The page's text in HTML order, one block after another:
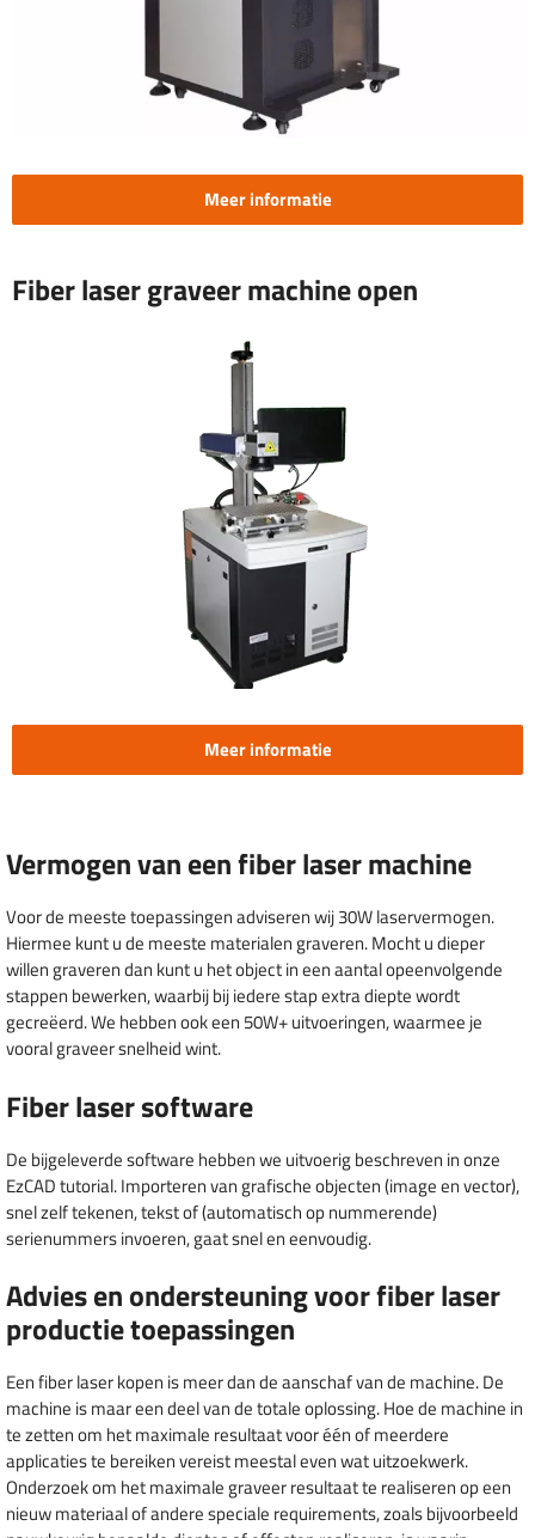
Meer informatie
Fiber laser graveer machine open
Meer informatie
Vermogen van een fiber laser machine
Voor de meeste toepassingen adviseren wij 30W laservermogen.
Hiermee kunt u de meeste materialen graveren. Mocht u dieper
willen graveren dan kunt u het object in een aantal opeenvolgende
stappen bewerken, waarbij bij iedere stap extra diepte wordt
gecreëerd. We hebben ook een 50W+ uitvoeringen, waarmee je
vooral graveer snelheid wint.
Fiber laser software
De bijgeleverde software hebben we uitvoerig beschreven in onze
EzCAD tutorial. Importeren van grafische objecten (image en vector),
snel zelf tekenen, tekst of (automatisch op nummerende)
serienummers invoeren, gaat snel en eenvoudig.
Advies en ondersteuning voor fiber laser
productie toepassingen
Een fiber laser kopen is meer dan de aanschaf van de machine. De
machine is maar een deel van de totale oplossing. Hoe de machine in
te zetten om het maximale resultaat voor één of meerdere
applicaties te bereiken vereist meestal even wat uitzoekwerk.
Onderzoek om het maximale graveer resultaat te realiseren op een
nieuw materiaal of andere speciale requirements, zoals bijvoorbeeld